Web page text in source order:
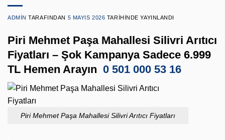
ADMIN TARAFINDAN 5 MAYIS 2026 TARIHINDE YAYINLANDI
Piri Mehmet Paşa Mahallesi Silivri Arıtıcı
Fiyatları – Şok Kampanya Sadece 6.999
TL Hemen Arayın 0 501 000 53 16
Piri Mehmet Paşa Mahallesi Silivri Arıtıcı Fiyatları